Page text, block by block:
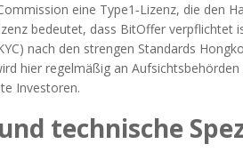
eine Type1‑Lizenz, die den
bedeutet, dass BitOffer verpflichtet
nach den strengen Standards
hier regelmäßig an
Investoren.
technische